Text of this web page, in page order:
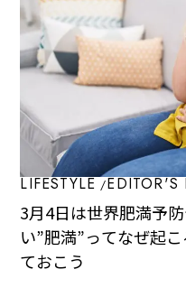
LIFESTYLE EDITOR'S
3月4日は世界肥満予
い”肥満”ってなぜ起
ておこう